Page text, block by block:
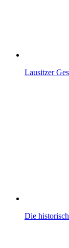
Lausitzer
Die